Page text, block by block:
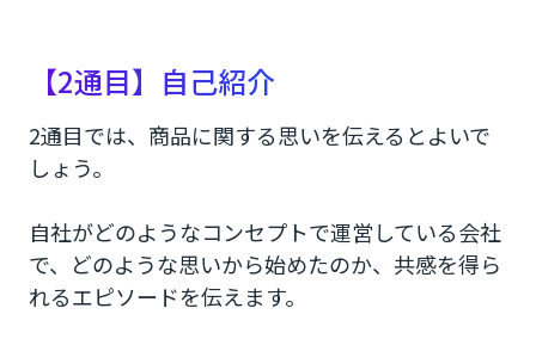
【2通目】自己紹介
2通目では、商品に関する思いを伝えるとよいで
しょう。
自社がどのようなコンセプトで運営している会社
で、どのような思いから始めたのか、共感を得ら
れるエピソードを伝えます。